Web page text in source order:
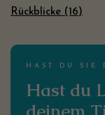
Rückblicke (16)
HAST DU SIE
Hast du